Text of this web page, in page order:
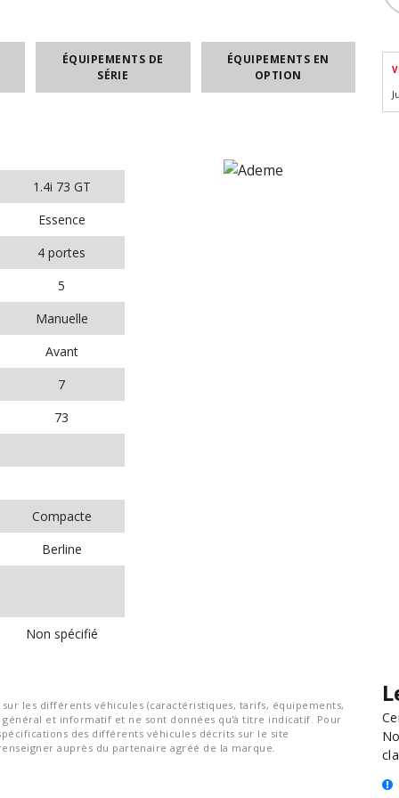
ÉQUIPEMENTS DE
SÉRIE
ÉQUIPEMENTS EN
OPTION
1.4i 73 GT
Essence
4 portes
5
Manuelle
Avant
7
73
Compacte
Berline
Non spécifié
les différents véhicules (caractéristiques, tarifs, équipements,
et informatif et ne sont données qu'à titre indicatif. Pour
des différents véhicules décrits sur le site
auprès du partenaire agréé de la marque.